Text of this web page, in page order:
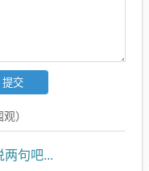
）
句吧...